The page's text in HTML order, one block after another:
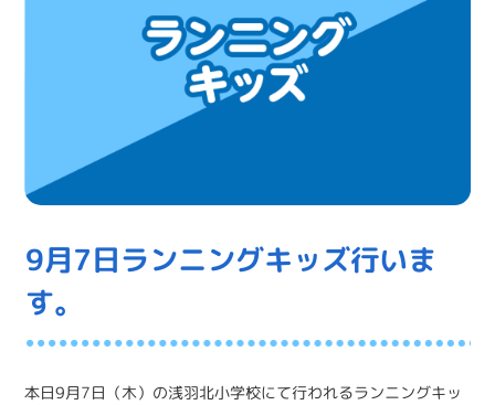
9月7日ランニングキッズ行いま
す。
本日9月7日（木）の浅羽北小学校にて行われるランニングキッ